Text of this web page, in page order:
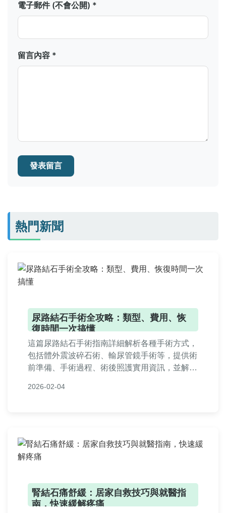
電子郵件 (不會公開) *
留言內容 *
發表留言
熱門新聞
尿路結石手術全攻略：類型、費用、恢
復時間一次搞懂
這篇尿路結石手術指南詳細解析各種手術方式，
包括體外震波碎石術、輸尿管鏡手術等，提供術
前準備、手術過程、術後照護實用資訊，並解答
用、恢復時間、個人經驗分享，適合有結石困擾
2026-02-04
腎結石痛舒緩：居家自救技巧與就醫指
南，快速緩解疼痛